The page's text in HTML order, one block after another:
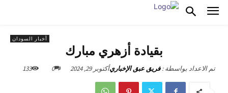
أخبار السودان
بقيادة أزهري مبارك
تم الاعداد بواسطة : فريق عبق الإخباريأكتوبر 29, 2024 0
133